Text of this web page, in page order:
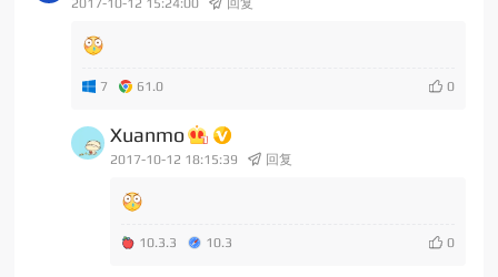
2017-10-12 15:24:00 回复
7 61.0 0
Xuanmo
2017-10-12 18:15:39 回复
10.3.3 10.3 0